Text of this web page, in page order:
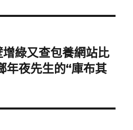
綠又查包養網站比
年夜先生的“庫布其